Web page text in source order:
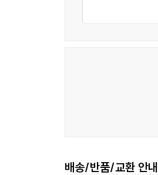
배송/반품/교환 안내